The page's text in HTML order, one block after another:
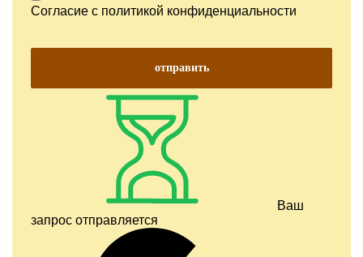
Согласие с политикой конфиденциальности
отправить
Ваш
запрос отправляется